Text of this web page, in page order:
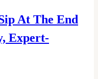
At The End
Expert-